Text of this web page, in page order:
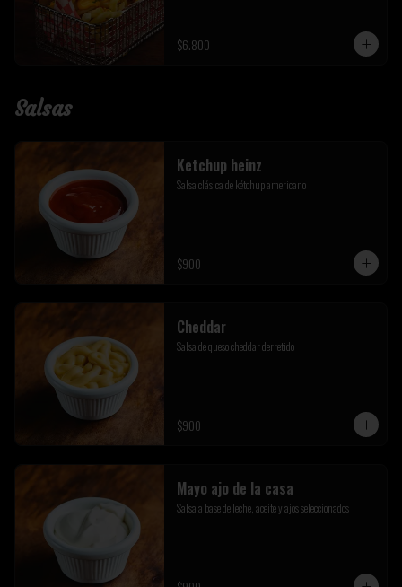
$6.800
Salsas
Ketchup heinz
Salsa clásica de kétchup americano
$900
Cheddar
Salsa de queso cheddar derretido
$900
Mayo ajo de la casa
Salsa a base de leche, aceite y ajos seleccionados